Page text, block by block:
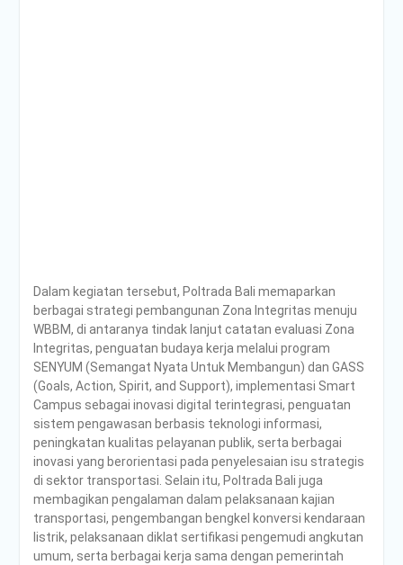
Dalam kegiatan tersebut, Poltrada Bali memaparkan
berbagai strategi pembangunan Zona Integritas menuju
WBBM, di antaranya tindak lanjut catatan evaluasi Zona
Integritas, penguatan budaya kerja melalui program
SENYUM (Semangat Nyata Untuk Membangun) dan GASS
(Goals, Action, Spirit, and Support), implementasi Smart
Campus sebagai inovasi digital terintegrasi, penguatan
sistem pengawasan berbasis teknologi informasi,
peningkatan kualitas pelayanan publik, serta berbagai
inovasi yang berorientasi pada penyelesaian isu strategis
di sektor transportasi. Selain itu, Poltrada Bali juga
membagikan pengalaman dalam pelaksanaan kajian
transportasi, pengembangan bengkel konversi kendaraan
listrik, pelaksanaan diklat sertifikasi pengemudi angkutan
umum, serta berbagai kerja sama dengan pemerintah